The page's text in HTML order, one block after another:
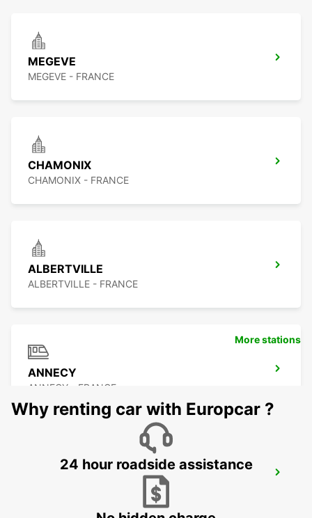
MEGEVE
MEGEVE - FRANCE
CHAMONIX
CHAMONIX - FRANCE
ALBERTVILLE
ALBERTVILLE - FRANCE
ANNECY
ANNECY - FRANCE
More stations
Why renting car with Europcar ?
24 hour roadside assistance